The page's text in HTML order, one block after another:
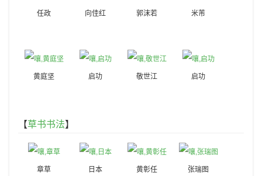
任政 向佳红 郭沫若 米芾
黄庭坚 启功 敬世江 启功
【草书书法】
章草 日本 黄彰任 张瑞图